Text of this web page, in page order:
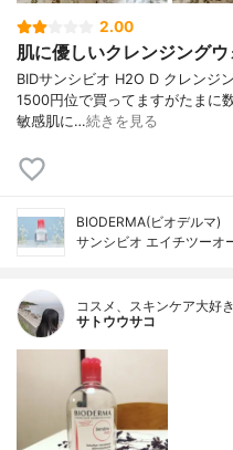
2.00
肌に優しいクレンジング
BIDサンシビオ H2O D クレンジ
1500円位で買ってますがたまに
敏感肌に…続きを見る
BIODERMA(ビオデルマ)
サンシビオ エイチツーオ
コスメ、スキンケア大好き
サトウウサコ